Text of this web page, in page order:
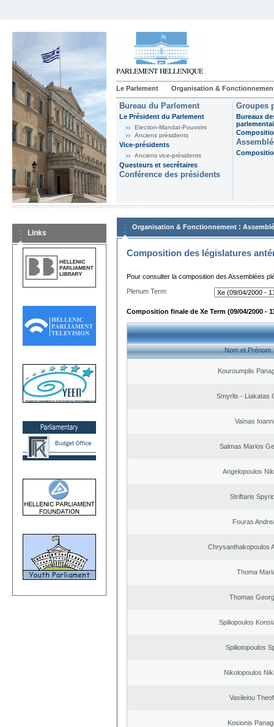
Le Parlement Organisation &
Bureau du Parlement
Le Président du Parlement
Election-Mandat-Pouvoirs
Anciens présidents
Vice-présidents
Anciens vice-présidents
Questeurs et secrétaires
Conférence des présidents
Groupes
Bureaux
Links
Organisation & Fonctionnement :
Composition des législatures
Pour consulter la composition des Assemblées
Plenum Term:
Composition finale de Xe Term (09/04/2000 -
Nom et Prénom
Kouroumplis
Smyrlis - Liakatas
Vaïnas
Salmas Marios
Angelopoulos
Striftaris
Fouras
Chrysanthakopoulos
Thoma
Thomas
Spiliopoulos
Spiliotopoulos
Nikolopoulos
Vasileiou
Kosionis